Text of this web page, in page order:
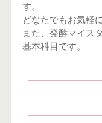
す。
どなたでもお気軽
また、発酵マイス
基本科目です。